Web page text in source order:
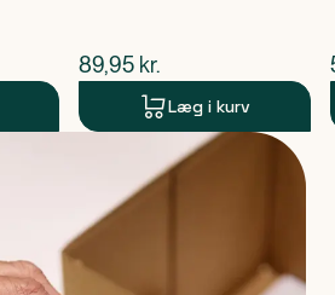
$nuværende pris
89,95 kr.
Læg i kurv